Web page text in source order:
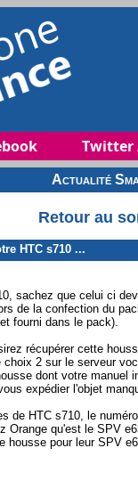
Twitter
Actualité
Retour au
HTC s710 ...
sachez que celui ci
de la confection du
fourni dans le pack).
récupérer cette
2 sur le serveur
dont votre manuel
expédier l'objet
de HTC s710, le
Orange qu'est le SPV
housse pour leur SPV